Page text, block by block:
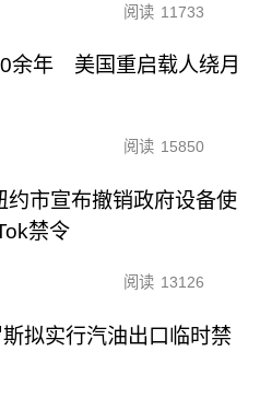
阅读 11733
余年 美国重启载人绕月
阅读 15850
约市宣布撤销政府设备使
禁令
阅读 13126
拟实行汽油出口临时禁